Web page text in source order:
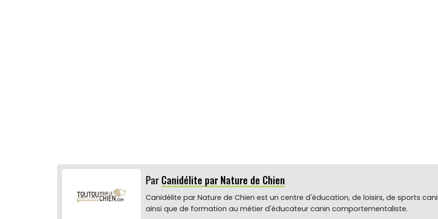
Par Canidélite par Nature de Chien
Canidélite par Nature de Chien est un centre d'éducation, de loisirs, de sports
ainsi que de formation au métier d'éducateur canin comportementaliste.